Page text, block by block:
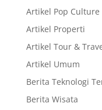
Artikel Pop Culture
Artikel Properti
Artikel Tour &
Artikel Umum
Berita Teknologi
Berita Wisata